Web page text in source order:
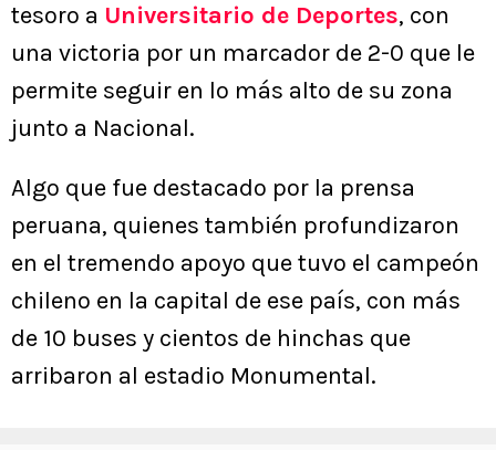
tesoro a Universitario de Deportes, con
una victoria por un marcador de 2-0 que le
permite seguir en lo más alto de su zona
junto a Nacional.
Algo que fue destacado por la prensa
peruana, quienes también profundizaron
en el tremendo apoyo que tuvo el campeón
chileno en la capital de ese país, con más
de 10 buses y cientos de hinchas que
arribaron al estadio Monumental.